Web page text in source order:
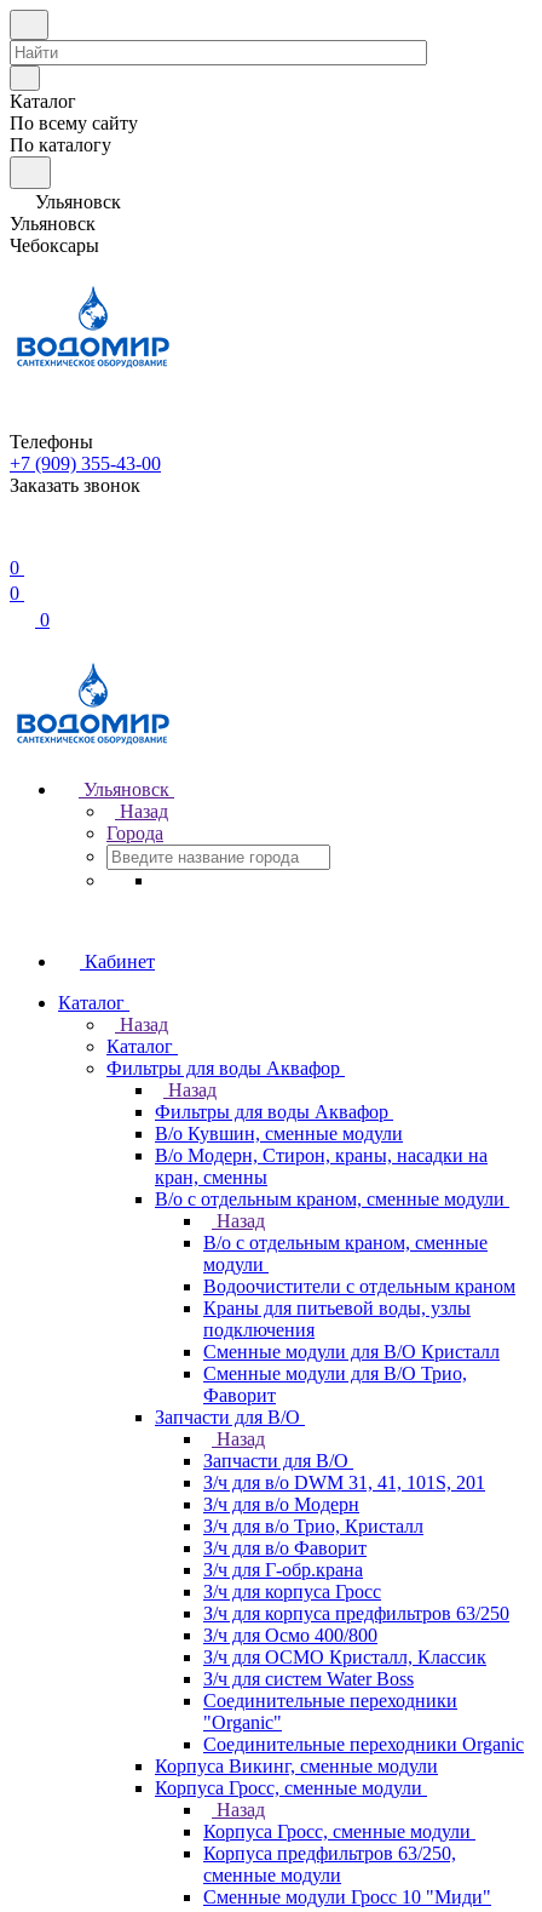
Каталог
По всему сайту
По каталогу
Ульяновск
Ульяновск
Чебоксары
Телефоны
+7 (909) 355-43-00
Заказать звонок
0
0
0
Ульяновск
Назад
Города
Кабинет
Каталог
Назад
Каталог
Фильтры для воды Аквафор
Назад
Фильтры для воды Аквафор
В/о Кувшин, сменные модули
В/о Модерн, Стирон, краны, насадки на
кран, сменны
В/о с отдельным краном, сменные модули
Назад
В/о с отдельным краном, сменные
модули
Водоочистители с отдельным краном
Краны для питьевой воды, узлы
подключения
Сменные модули для В/О Кристалл
Сменные модули для В/О Трио,
Фаворит
Запчасти для В/О
Назад
Запчасти для В/О
З/ч для в/о DWM 31, 41, 101S, 201
З/ч для в/о Модерн
З/ч для в/о Трио, Кристалл
З/ч для в/о Фаворит
З/ч для Г-обр.крана
З/ч для корпуса Гросс
З/ч для корпуса предфильтров 63/250
З/ч для Осмо 400/800
З/ч для ОСМО Кристалл, Классик
З/ч для систем Water Boss
Соединительные переходники
"Organic"
Соединительные переходники Organic
Корпуса Викинг, сменные модули
Корпуса Гросс, сменные модули
Назад
Корпуса Гросс, сменные модули
Корпуса предфильтров 63/250,
сменные модули
Сменные модули Гросс 10 "Миди"